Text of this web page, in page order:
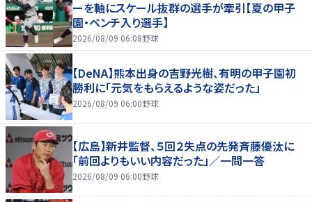
ーを軸にスケール抜群の選手が牽引【夏の甲子
園・ベンチ入り選手】
2026/08/09 06:08野球
【DeNA】熊本出身の吉野光樹、有明の甲子園初
勝利に「元気をもらえるような姿だった」
2026/08/09 06:00野球
【広島】新井監督、５回２失点の先発斉藤優汰に
「前回よりもいい内容だった」／一問一答
2026/08/09 06:00野球